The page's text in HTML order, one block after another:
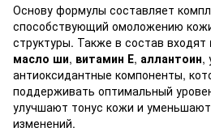
Основу формулы составляет
способствующий омоложению
структуры. Также в состав входят
масло ши, витамин Е, аллантоин,
антиоксидантные компоненты,
поддерживать оптимальный
улучшают тонус кожи и
изменений.